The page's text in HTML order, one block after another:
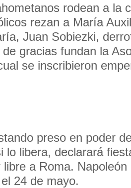
rodean a la
rezan a María
Juan Sobiezki,
gracias fundan la
se inscribieron
preso en poder
lo libera, declarará
libre a Roma.
24 de mayo.